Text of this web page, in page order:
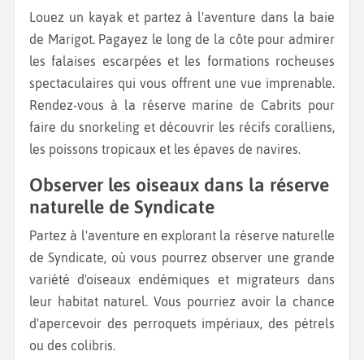
Louez un kayak et partez à l'aventure dans la baie
de Marigot. Pagayez le long de la côte pour admirer
les falaises escarpées et les formations rocheuses
spectaculaires qui vous offrent une vue imprenable.
Rendez-vous à la réserve marine de Cabrits pour
faire du snorkeling et découvrir les récifs coralliens,
les poissons tropicaux et les épaves de navires.
Observer les oiseaux dans la réserve
naturelle de Syndicate
Partez à l'aventure en explorant la réserve naturelle
de Syndicate, où vous pourrez observer une grande
variété d'oiseaux endémiques et migrateurs dans
leur habitat naturel. Vous pourriez avoir la chance
d'apercevoir des perroquets impériaux, des pétrels
ou des colibris.